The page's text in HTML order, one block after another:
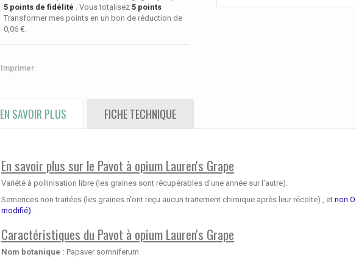
5 points de fidélité . Vous totalisez 5 points
Transformer mes points en un bon de réduction de
0,06 €
Imprimer
EN SAVOIR PLUS FICHE TECHNIQUE
En savoir plus sur le Pavot à opium Lauren's Grape
Variété à pollinisation libre (les graines sont récupérables d'une année sur l'autre).
Semences non traitées (les graines n'ont reçu aucun traitement chimique après leur récolte) , et non
modifié)
Caractéristiques du Pavot à opium Lauren's Grape
Nom botanique : Papaver somniferum